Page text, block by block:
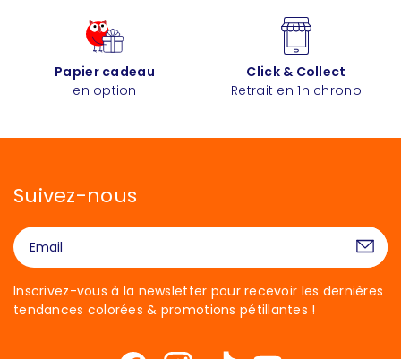
Papier cadeau
en option
Click & Collect
Retrait en 1h chrono
Suivez-nous
Inscrivez-vous à la newsletter pour recevoir les dernières
tendances colorées & promotions pétillantes !